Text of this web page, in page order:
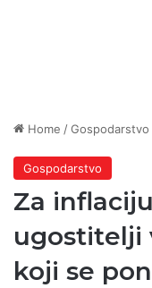
Home /Gospodarstvo
Gospodarstvo
Za
ugostitelji
koji se